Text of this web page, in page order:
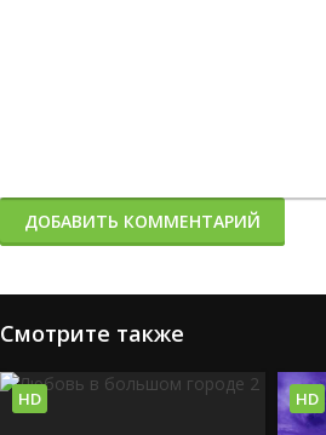
ДОБАВИТЬ КОММЕНТАРИЙ
Смотрите также
HD HD